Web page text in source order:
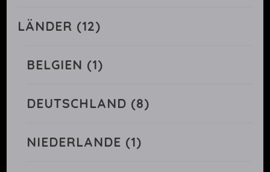
LÄNDER (12)
BELGIEN (1)
DEUTSCHLAND (8)
NIEDERLANDE (1)